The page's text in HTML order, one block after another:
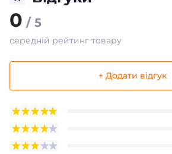
0 / 5
середній рейтинг товару
+ Додати відгук